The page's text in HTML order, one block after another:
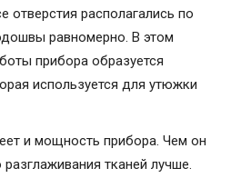
отверстия располагались по
равномерно. В этом
прибора образуется
используется для утюжки
и мощность прибора. Чем он
тканей лучше.